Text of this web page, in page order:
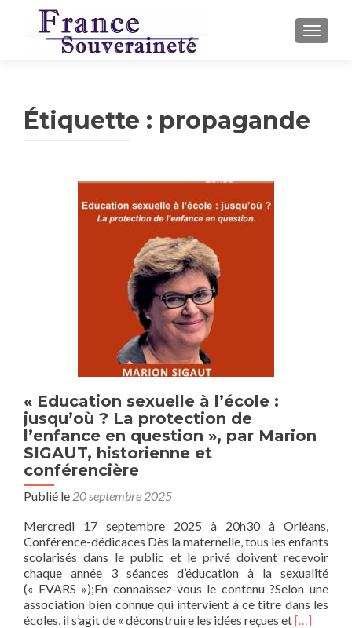
Étiquette : propagande
« Education sexuelle à l’école :
jusqu’où ? La protection de
l’enfance en question », par Marion
SIGAUT, historienne et
conférencière
Publié le 20 septembre 2025
Mercredi 17 septembre 2025 à 20h30 à Orléans,
Conférence-dédicaces Dès la maternelle, tous les enfants
scolarisés dans le public et le privé doivent recevoir
chaque année 3 séances d’éducation à la sexualité
(« EVARS »);En connaissez-vous le contenu ?Selon une
association bien connue qui intervient à ce titre dans les
écoles, il s’agit de « déconstruire les idées reçues etEn
[…]